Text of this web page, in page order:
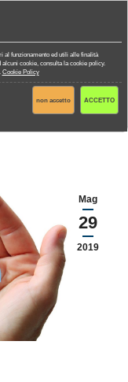
al funzionamento ed utili alle finalità
cookie, consulta la cookie policy.
Cookie Policy
non accetto ACCETTO
Mag
29
2019